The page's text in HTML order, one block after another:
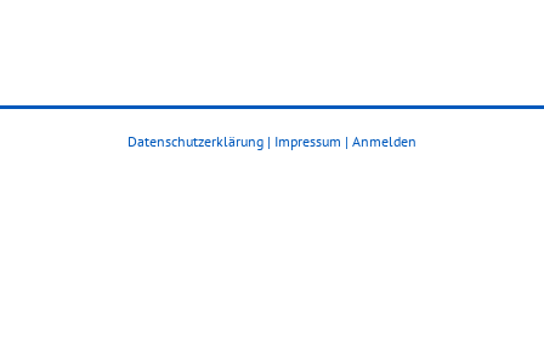
Datenschutzerklärung | Impressum | Anmelden